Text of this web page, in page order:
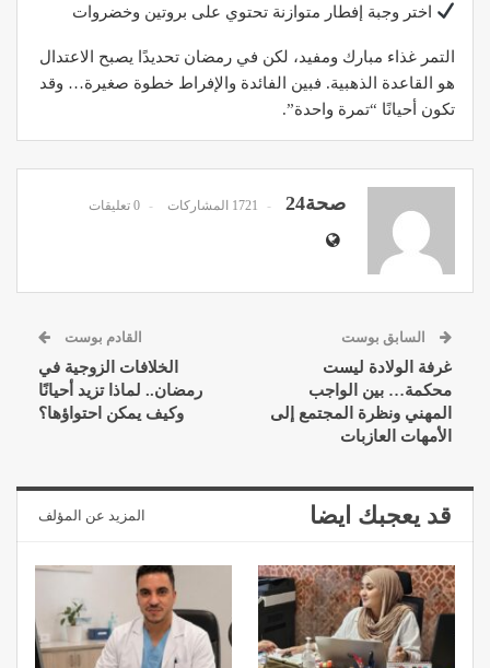
اختر وجبة إفطار متوازنة تحتوي على بروتين وخضروات
التمر غذاء مبارك ومفيد، لكن في رمضان تحديدًا يصبح الاعتدال
هو القاعدة الذهبية. فبين الفائدة والإفراط خطوة صغيرة… وقد
تكون أحيانًا “تمرة واحدة”.
صحة24 1721 المشاركات 0 تعليقات
السابق بوست
غرفة الولادة ليست
محكمة… بين الواجب
المهني ونظرة المجتمع إلى
الأمهات العازبات
القادم بوست
الخلافات الزوجية في
رمضان.. لماذا تزيد أحيانًا
وكيف يمكن احتواؤها؟
قد يعجبك ايضا المزيد عن المؤلف